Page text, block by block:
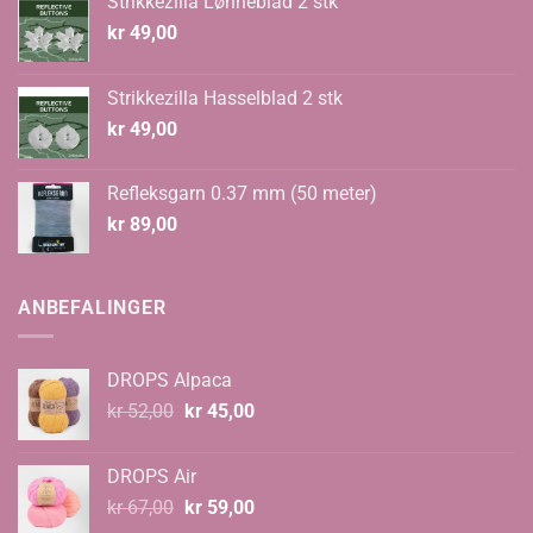
kr 49,00
Strikkezilla Hasselblad 2 stk
kr 49,00
Refleksgarn 0.37 mm (50 meter)
kr 89,00
ANBEFALINGER
DROPS Alpaca
kr52,00 Opprinnelig
kr 52,00.
kr45,00Nåværende
DROPS Air
kr67,00 Opprinnelig
kr59,00Nåværende